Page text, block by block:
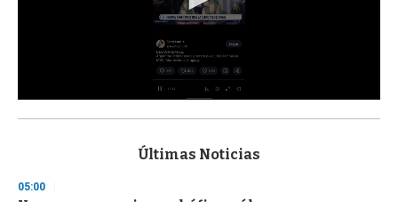
s
d
Últimas Noticias
05:00